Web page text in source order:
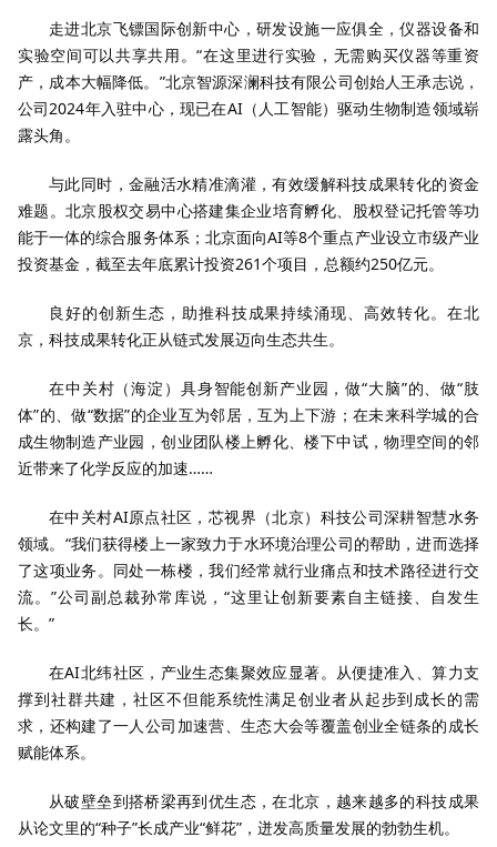
走进北京飞镖国际创新中心，研发设施一应俱全，仪器设备和
实验空间可以共享共用。“在这里进行实验，无需购买仪器等重资
产，成本大幅降低。”北京智源深澜科技有限公司创始人王承志说，
公司2024年入驻中心，现已在AI（人工智能）驱动生物制造领域崭
露头角。
与此同时，金融活水精准滴灌，有效缓解科技成果转化的资金
难题。北京股权交易中心搭建集企业培育孵化、股权登记托管等功
能于一体的综合服务体系；北京面向AI等8个重点产业设立市级产业
投资基金，截至去年底累计投资261个项目，总额约250亿元。
良好的创新生态，助推科技成果持续涌现、高效转化。在北
京，科技成果转化正从链式发展迈向生态共生。
在中关村（海淀）具身智能创新产业园，做“大脑”的、做“肢
体”的、做“数据”的企业互为邻居，互为上下游；在未来科学城的合
成生物制造产业园，创业团队楼上孵化、楼下中试，物理空间的邻
近带来了化学反应的加速……
在中关村AI原点社区，芯视界（北京）科技公司深耕智慧水务
领域。“我们获得楼上一家致力于水环境治理公司的帮助，进而选择
了这项业务。同处一栋楼，我们经常就行业痛点和技术路径进行交
流。”公司副总裁孙常库说，“这里让创新要素自主链接、自发生
长。”
在AI北纬社区，产业生态集聚效应显著。从便捷准入、算力支
撑到社群共建，社区不但能系统性满足创业者从起步到成长的需
求，还构建了一人公司加速营、生态大会等覆盖创业全链条的成长
赋能体系。
从破壁垒到搭桥梁再到优生态，在北京，越来越多的科技成果
从论文里的“种子”长成产业“鲜花”，迸发高质量发展的勃勃生机。